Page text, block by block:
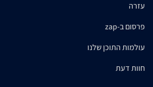
עזרה
פרסום ב-zap
עולמות התוכן שלנו
חוות דעת